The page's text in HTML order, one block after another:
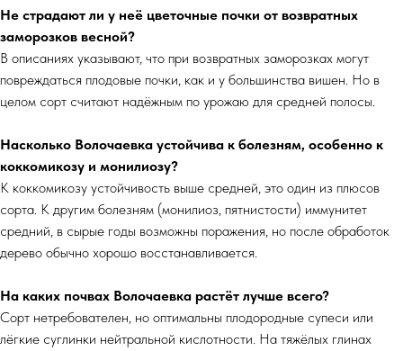
Не страдают ли у неё цветочные почки от возвратных
заморозков весной?
В описаниях указывают, что при возвратных заморозках могут
повреждаться плодовые почки, как и у большинства вишен. Но в
целом сорт считают надёжным по урожаю для средней полосы.
Насколько Волочаевка устойчива к болезням, особенно к
коккомикозу и монилиозу?
К коккомикозу устойчивость выше средней, это один из плюсов
сорта. К другим болезням (монилиоз, пятнистости) иммунитет
средний, в сырые годы возможны поражения, но после обработок
дерево обычно хорошо восстанавливается.
На каких почвах Волочаевка растёт лучше всего?
Сорт нетребователен, но оптимальны плодородные супеси или
лёгкие суглинки нейтральной кислотности. На тяжёлых глинах